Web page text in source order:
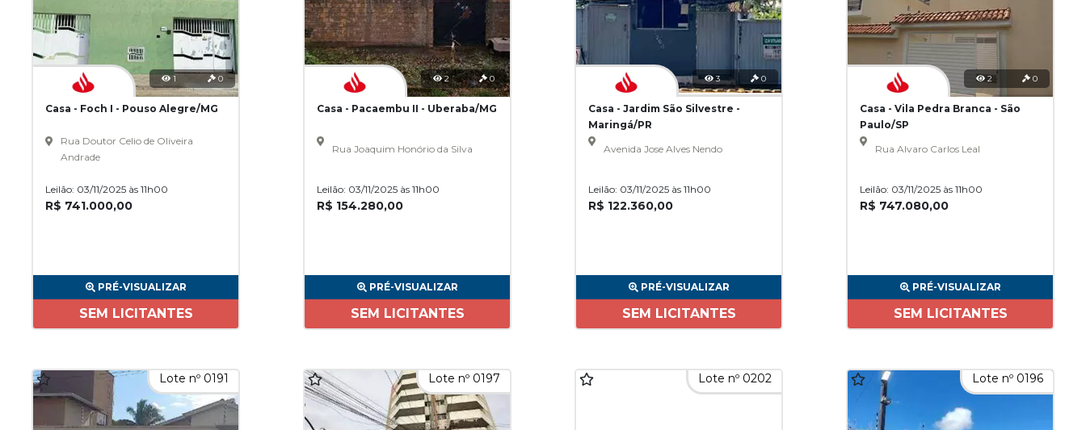
1 0
Casa - Foch I - Pouso Alegre/MG
Rua Doutor Celio de Oliveira
Andrade
Leilão: 03/11/2025 às 11h00
R$ 741.000,00
PRÉ-VISUALIZAR
SEM LICITANTES
2 0
Casa - Pacaembu II - Uberaba/MG
Rua Joaquim Honório da Silva
Leilão: 03/11/2025 às 11h00
R$ 154.280,00
PRÉ-VISUALIZAR
SEM LICITANTES
3 0
Casa - Jardim São Silvestre -
Maringá/PR
Avenida Jose Alves Nendo
Leilão: 03/11/2025 às 11h00
R$ 122.360,00
PRÉ-VISUALIZAR
SEM LICITANTES
2 0
Casa - Vila Pedra Branca - São
Paulo/SP
Rua Alvaro Carlos Leal
Leilão: 03/11/2025 às 11h00
R$ 747.080,00
PRÉ-VISUALIZAR
SEM LICITANTES
Lote nº 0191 Lote nº 0197 Lote nº 0202 Lote nº 0196